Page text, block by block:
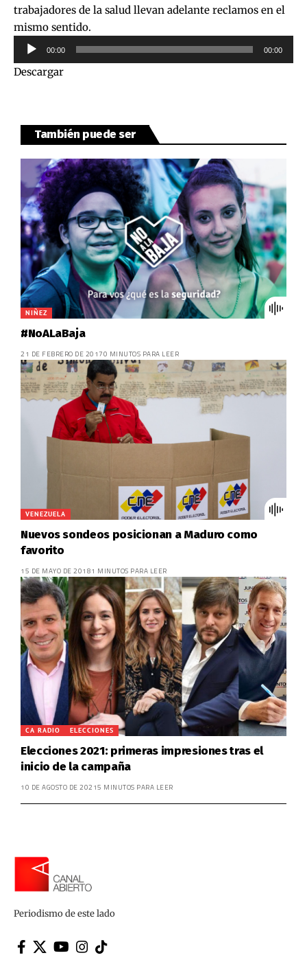
trabajadores de la salud llevan adelante reclamos en el
mismo sentido.
Reproductor
de
audio
00:00 00:00
Descargar
También puede ser
NIÑEZ
#NoALaBaja
21 DE FEBRERO DE 20170 MINUTOS PARA LEER
VENEZUELA
Nuevos sondeos posicionan a Maduro como
favorito
15 DE MAYO DE 20181 MINUTOS PARA LEER
CA RADIO ELECCIONES
Elecciones 2021: primeras impresiones tras el
inicio de la campaña
10 DE AGOSTO DE 20215 MINUTOS PARA LEER
Periodismo de este lado